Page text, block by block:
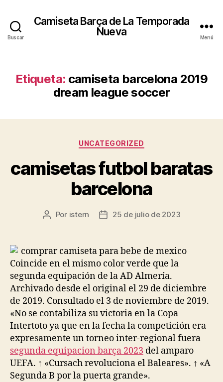
Buscar
Camiseta Barça de La Temporada
Nueva
Menú
Etiqueta: camiseta barcelona 2019
dream league soccer
Categorías
UNCATEGORIZED
camisetas futbol baratas
barcelona
Autor
entrada
Por istern
Fecha
entrada
25 de julio de 2023
Coincide en el mismo color verde que la
segunda equipación de la AD Almería.
Archivado desde el original el 29 de diciembre
de 2019. Consultado el 3 de noviembre de 2019.
«No se contabiliza su victoria en la Copa
Intertoto ya que en la fecha la competición era
expresamente un torneo inter-regional fuera
segunda equipacion barça 2023 del amparo
UEFA. ↑ «Cursach revoluciona el Baleares». ↑ «A
Segunda B por la puerta grande».